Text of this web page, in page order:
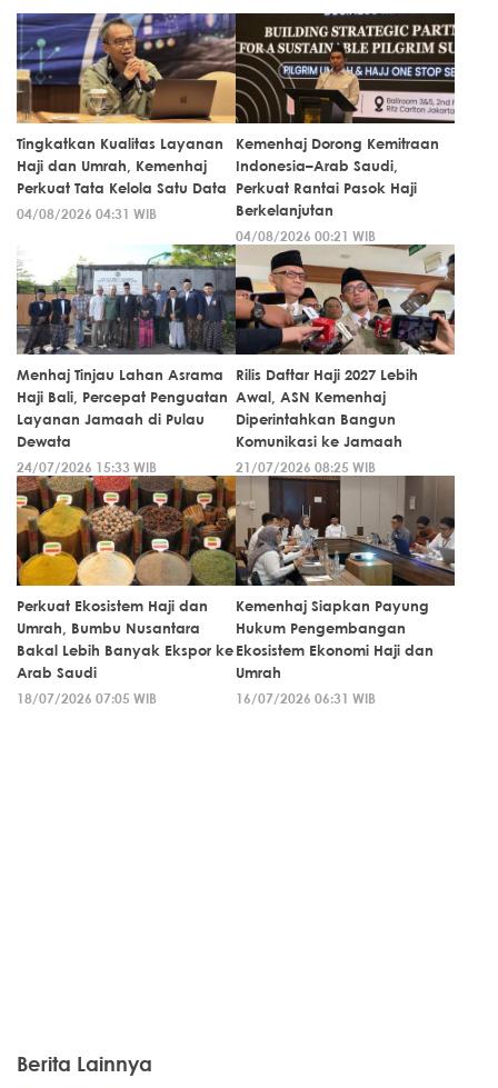
Tingkatkan Kualitas Layanan
Haji dan Umrah, Kemenhaj
Perkuat Tata Kelola Satu Data
04/08/2026 04:31 WIB
Kemenhaj Dorong Kemitraan
Indonesia–Arab Saudi,
Perkuat Rantai Pasok Haji
Berkelanjutan
04/08/2026 00:21 WIB
Menhaj Tinjau Lahan Asrama
Haji Bali, Percepat Penguatan
Layanan Jamaah di Pulau
Dewata
24/07/2026 15:33 WIB
Rilis Daftar Haji 2027 Lebih
Awal, ASN Kemenhaj
Diperintahkan Bangun
Komunikasi ke Jamaah
21/07/2026 08:25 WIB
Perkuat Ekosistem Haji dan
Umrah, Bumbu Nusantara
Bakal Lebih Banyak Ekspor ke
Arab Saudi
18/07/2026 07:05 WIB
Kemenhaj Siapkan Payung
Hukum Pengembangan
Ekosistem Ekonomi Haji dan
Umrah
16/07/2026 06:31 WIB
Berita Lainnya